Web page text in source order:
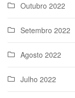
Outubro 2022
Setembro 2022
Agosto 2022
Julho 2022